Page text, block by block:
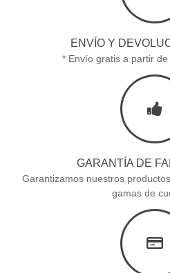
ENVÍO Y
* Envío gratis a partir
GARANTÍA DE
Garantizamos nuestros
gamas de